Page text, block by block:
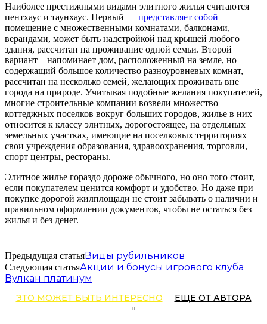
Наиболее престижными видами элитного жилья считаются
пентхаус и таунхаус. Первый — представляет собой
помещение с множественными комнатами, балконами,
верандами, может быть надстройкой над крышей любого
здания, рассчитан на проживание одной семьи. Второй
вариант – напоминает дом, расположенный на земле, но
содержащий большое количество разноуровневых комнат,
рассчитан на несколько семей, желающих проживать вне
города на природе. Учитывая подобные желания покупателей,
многие строительные компании возвели множество
коттеджных поселков вокруг больших городов, жилье в них
относится к классу элитных, дорогостоящее, на отдельных
земельных участках, имеющие на поселковых территориях
свои учреждения образования, здравоохранения, торговли,
спорт центры, рестораны.
Элитное жилье гораздо дороже обычного, но оно того стоит,
если покупателем ценится комфорт и удобство. Но даже при
покупке дорогой жилплощади не стоит забывать о наличии и
правильном оформлении документов, чтобы не остаться без
жилья и без денег.
Предыдущая статьяВиды рубильников
Следующая статьяАкции и бонусы игрового клуба
Вулкан платинум
ЭТО МОЖЕТ БЫТЬ ИНТЕРЕСНО ЕЩЕ ОТ АВТОРА